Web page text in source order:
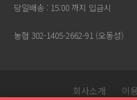
당일배송 : 15:00 까지 입금시
농협 302-1405-2662-91 (오동성)
회사소개 이